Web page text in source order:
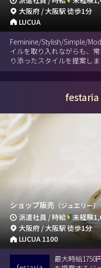
大阪府 / 大阪駅 徒歩1分
LUCUA
Feminine/Stylish/Simple/
イルを取り入れながらも、
り添ったスタイルを提案しま
festaria
ショップ販売 （ジュエリー）
派遣社員 / 時給 未経験
大阪府 / 大阪駅 徒歩1分
LUCUA 1100
最大時給1750